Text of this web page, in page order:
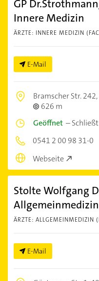
GP
Innere Medizin
ÄRZTE: INNERE MEDIZIN
E-Mail
Bramscher Str. 242,
626 m
Geöffnet –
0541 2 00 98 31-0
Webseite
Stolte Wolfgang
Allgemeinmedizin
ÄRZTE: ALLGEMEINMEDIZIN
E-Mail